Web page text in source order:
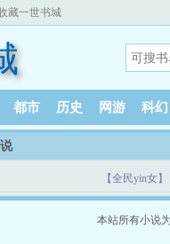
藏一世书城
都市 历史 网游 科幻
【全民yin女】
本站所有小说